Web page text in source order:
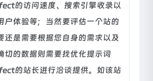
的访问速度、搜索引擎收录以
户体验等；当然要评估一个站的
还是需要根据您自身的需求以及
切的数据则需要找优化提示词
的站长进行洽谈提供。如该站